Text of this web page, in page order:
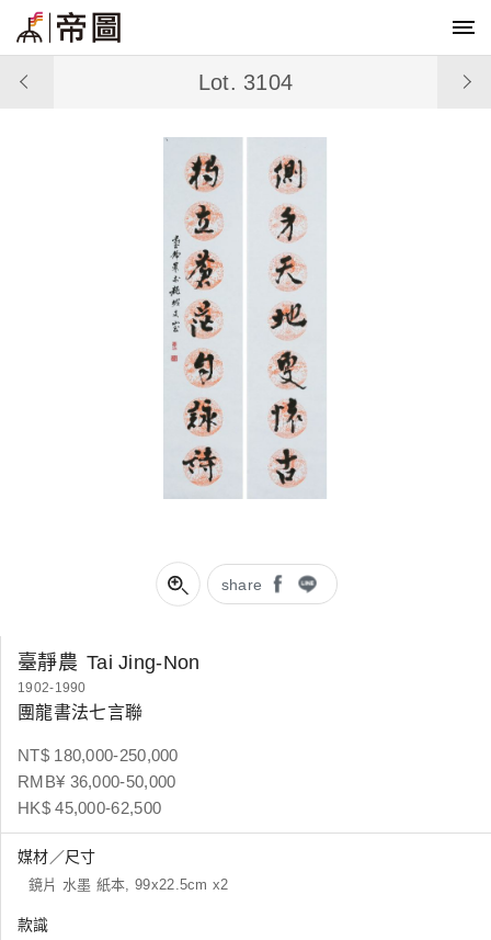
share
Lot. 3104
臺靜農 Tai Jing-Non
1902-1990
團龍書法七言聯
NT$ 180,000-250,000
RMB¥ 36,000-50,000
HK$ 45,000-62,500
媒材／尺寸
鏡片 水墨 紙本, 99x22.5cm x2
款識